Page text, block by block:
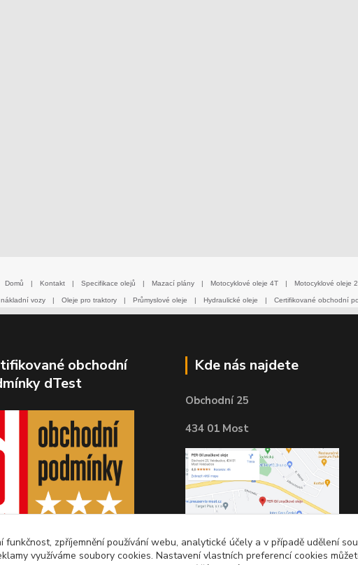
Domů | Kontakt | Specifikace olejů | Mazací plány | Motocyklové oleje 4T | Motocyklové oleje
vozy | Oleje pro traktory | Průmyslové oleje | Hydraulické oleje | Certifikované obchodní
obchodní
dTest
Kde nás najdete
Obchodní 25
434 01 Most
funkčnost, zpříjemnění používání webu, analytické účely a v případě udělení
využíváme soubory cookies. Nastavení vlastních preferencí cookies